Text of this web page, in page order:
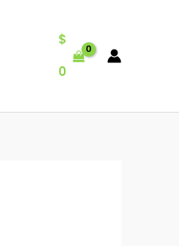
$
0